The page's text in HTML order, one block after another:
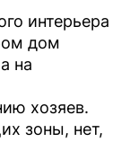
интерьера
дом
на
хозяев.
зоны, нет,